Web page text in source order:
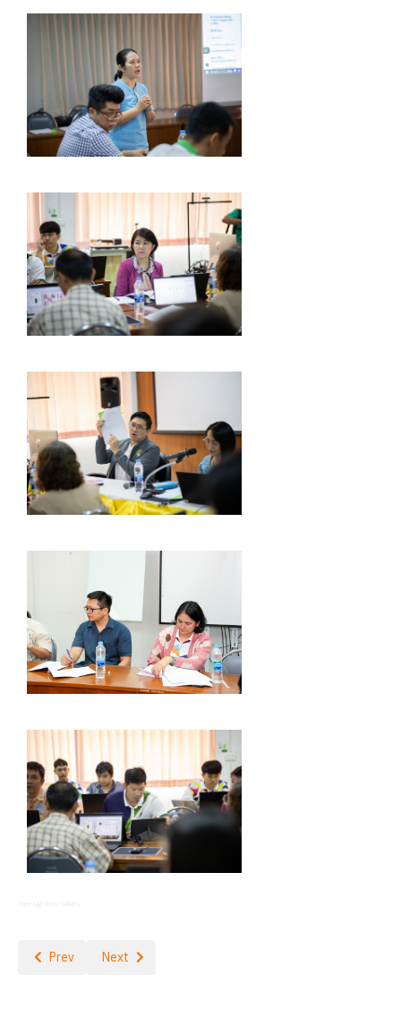
Previous article: โครงการการพัฒนาหลักสูตรเพื่อการเรียนรู้ในชุมชนดิ
Prev Next article: โรงเรียนสาธิตมหาวิทยาลัยราชภัฏเชียงใหม่เ
Next